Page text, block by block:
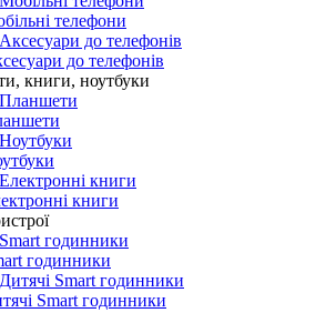
телефони
до телефонів
книги, ноутбуки
книги
годинники
Smart годинники